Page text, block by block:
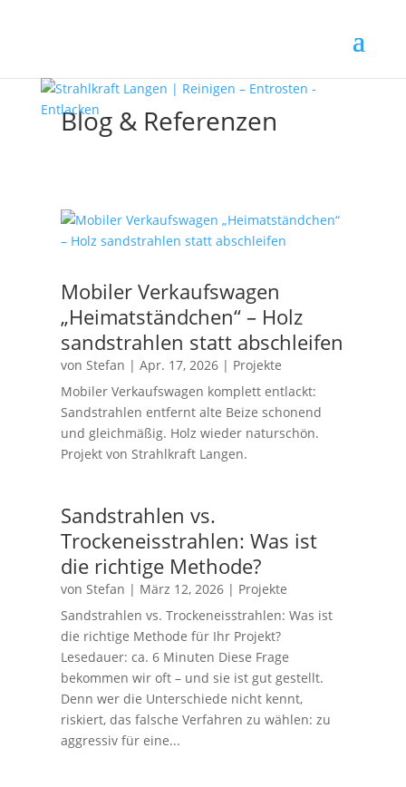
Blog & Referenzen
Mobiler Verkaufswagen
„Heimatständchen“ – Holz
sandstrahlen statt abschleifen
vonStefan |Apr. 17, 2026 | Projekte
Mobiler Verkaufswagen komplett entlackt:
Sandstrahlen entfernt alte Beize schonend
und gleichmäßig. Holz wieder naturschön.
Projekt von Strahlkraft Langen.
Sandstrahlen vs.
Trockeneisstrahlen: Was ist
die richtige Methode?
vonStefan | März 12, 2026 | Projekte
Sandstrahlen vs. Trockeneisstrahlen: Was ist
die richtige Methode für Ihr Projekt?
Lesedauer: ca. 6 Minuten Diese Frage
bekommen wir oft – und sie ist gut gestellt.
Denn wer die Unterschiede nicht kennt,
riskiert, das falsche Verfahren zu wählen: zu
aggressiv für eine...